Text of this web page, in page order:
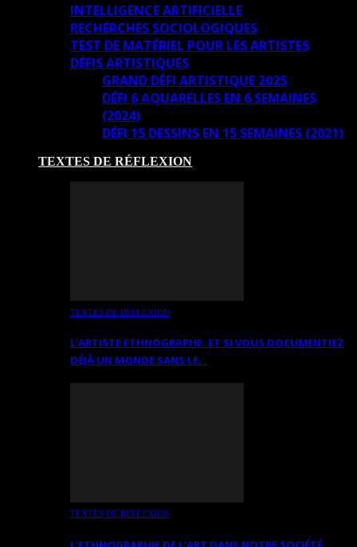
INTELLIGENCE ARTIFICIELLE
RECHERCHES SOCIOLOGIQUES
TEST DE MATÉRIEL POUR LES ARTISTES
DÉFIS ARTISTIQUES
GRAND DÉFI ARTISTIQUE 2025
DÉFI 6 AQUARELLES EN 6 SEMAINES
(2024)
DÉFI 15 DESSINS EN 15 SEMAINES (2021)
TEXTES DE RÉFLEXION
TEXTES DE RÉFLEXION
L’ARTISTE ETHNOGRAPHE: ET SI VOUS DOCUMENTIEZ
DÉJÀ UN MONDE SANS LE…
TEXTES DE RÉFLEXION